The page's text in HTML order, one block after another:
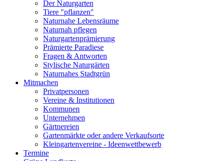
Der Naturgarten
Tiere "pflanzen"
Naturnahe Lebensräume
Naturnah pflegen
Naturgartenprämierung
Prämierte Paradiese
Fragen & Antworten
Stylische Naturgärten
Naturnahes Stadtgrün
Mitmachen
Privatpersonen
Vereine & Institutionen
Kommunen
Unternehmen
Gärtnereien
Gartenmärkte oder andere Verkaufsorte
Kleingartenvereine - Ideenwettbewerb
Termine